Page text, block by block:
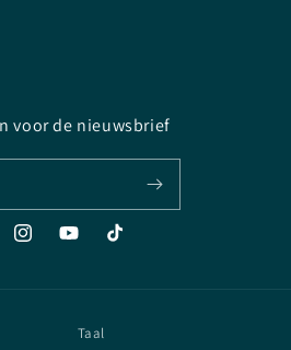
voor de nieuwsbrief
InstagramYouTubeTikTok
Taal